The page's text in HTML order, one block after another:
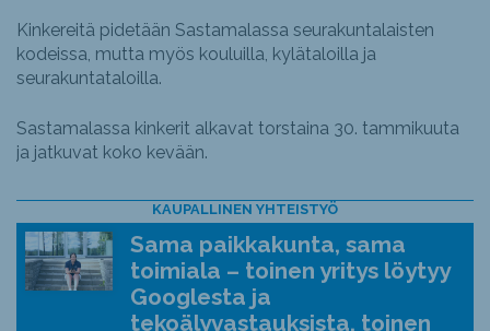
Kinkereitä pidetään Sastamalassa seurakuntalaisten
kodeissa, mutta myös kouluilla, kylätaloilla ja
seurakuntataloilla.
Sastamalassa kinkerit alkavat torstaina 30. tammikuuta
ja jatkuvat koko kevään.
KAUPALLINEN YHTEISTYÖ
Sama paikkakunta, sama
toimiala – toinen yritys löytyy
Googlesta ja
tekoälyvastauksista, toinen